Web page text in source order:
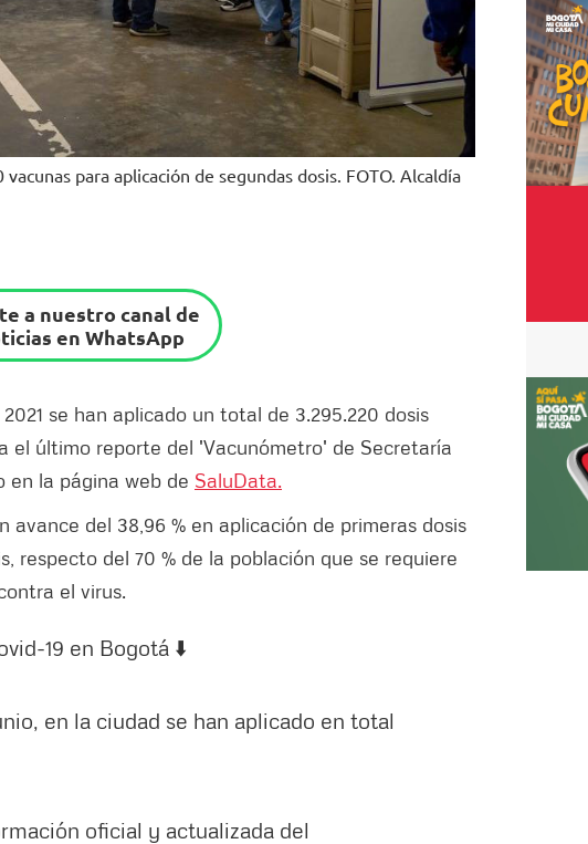
para aplicación de segundas dosis. FOTO. Alcaldía
a nuestro canal de
en WhatsApp
se han aplicado un total de 3.295.220 dosis
el último reporte del 'Vacunómetro' de Secretaría
en la página web de SaluData.
avance del 38,96 % en aplicación de primeras dosis
respecto del 70 % de la población que se requiere
el virus.
19 en Bogotá ⬇️
en la ciudad se han aplicado en total
oficial y actualizada del